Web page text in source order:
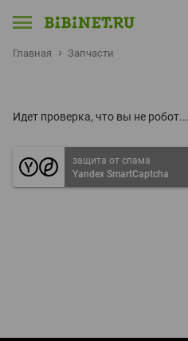
Главная Запчасти
Идет проверка, что вы не робот...
защита от спама
Yandex SmartCaptcha